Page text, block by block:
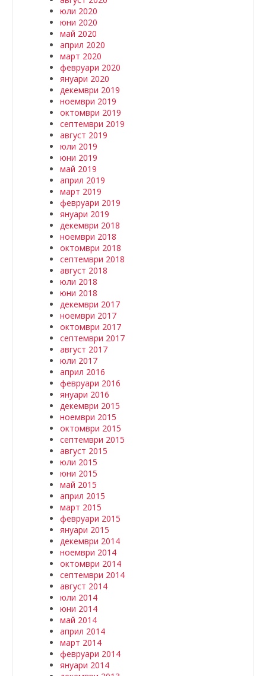
юли 2020
юни 2020
май 2020
април 2020
март 2020
февруари 2020
януари 2020
декември 2019
ноември 2019
октомври 2019
септември 2019
август 2019
юли 2019
юни 2019
май 2019
април 2019
март 2019
февруари 2019
януари 2019
декември 2018
ноември 2018
октомври 2018
септември 2018
август 2018
юли 2018
юни 2018
декември 2017
ноември 2017
октомври 2017
септември 2017
август 2017
юли 2017
април 2016
февруари 2016
януари 2016
декември 2015
ноември 2015
октомври 2015
септември 2015
август 2015
юли 2015
юни 2015
май 2015
април 2015
март 2015
февруари 2015
януари 2015
декември 2014
ноември 2014
октомври 2014
септември 2014
август 2014
юли 2014
юни 2014
май 2014
април 2014
март 2014
февруари 2014
януари 2014